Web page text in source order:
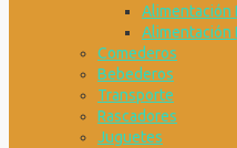
Alimentación
Alimentación
Comederos
Bebederos
Transporte
Rascadores
Juguetes